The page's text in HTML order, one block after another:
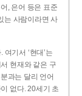
, 은어 등은 표준
는 사람이라면 사
기서 ‘현대’는
현재와 같은 구
과는 달리 언어
없다. 20세기 초